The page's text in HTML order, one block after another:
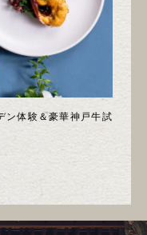
ン体験＆豪華神戸牛試